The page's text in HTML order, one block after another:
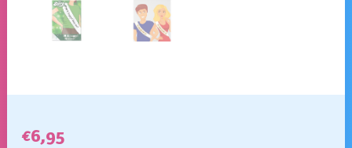
€6,95